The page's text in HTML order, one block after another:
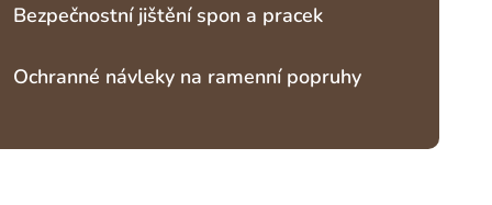
Bezpečnostní jištění spon a pracek
Ochranné návleky na ramenní popruhy